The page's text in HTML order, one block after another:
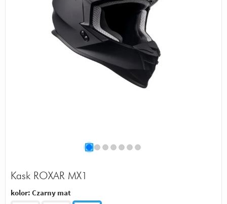
Kask ROXAR MX1
kolor: Czarny mat